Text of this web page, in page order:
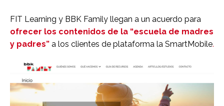
FIT Learning y BBK Family llegan a un acuerdo para
ofrecer los contenidos de la “escuela de madres
y padres” a los clientes de plataforma la SmartMobile.